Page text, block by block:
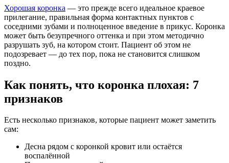
Хорошая коронка — это прежде всего идеальное краевое
прилегание, правильная форма контактных пунктов с
соседними зубами и полноценное введение в прикус. Коронка
может быть безупречного оттенка и при этом методично
разрушать зуб, на котором стоит. Пациент об этом не
подозревает — до тех пор, пока не становится слишком
поздно.
Как понять, что коронка плохая: 7
признаков
Есть несколько признаков, которые пациент может заметить
сам:
Десна рядом с коронкой кровит или остаётся
воспалённой